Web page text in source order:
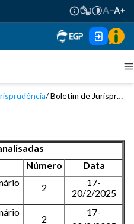
Boletim de Jurisprudência TCE/PR - Nº 161 / 2025
Número
Data
2
17-
20/2/2025
2
17-